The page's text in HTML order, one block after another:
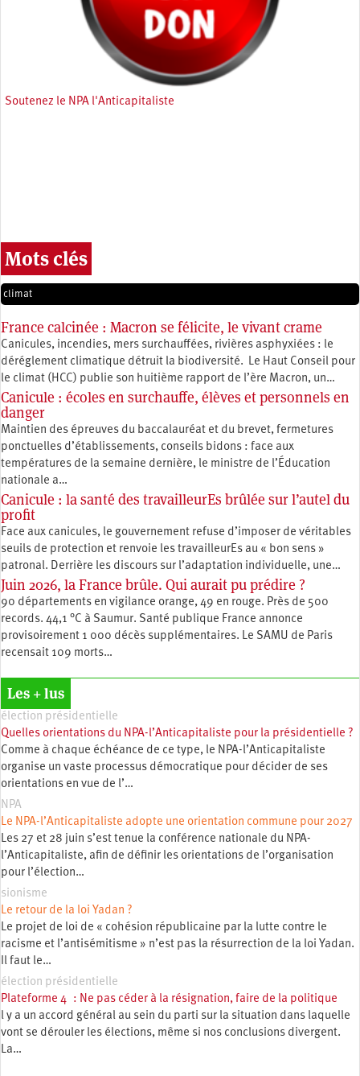
Soutenez le NPA l'Anticapitaliste
Mots clés
climat
France calcinée : Macron se félicite, le vivant crame
Canicules, incendies, mers surchauffées, rivières asphyxiées : le
déréglement climatique détruit la biodiversité. Le Haut Conseil pour
le climat (HCC) publie son huitième rapport de l’ère Macron, un…
Canicule : écoles en surchauffe, élèves et personnels en
danger
Maintien des épreuves du baccalauréat et du brevet, fermetures
ponctuelles d’établissements, conseils bidons : face aux
températures de la semaine dernière, le ministre de l’Éducation
nationale a…
Canicule : la santé des travailleurEs brûlée sur l’autel du
profit
Face aux canicules, le gouvernement refuse d’imposer de véritables
seuils de protection et renvoie les travailleurEs au « bon sens »
patronal. Derrière les discours sur l’adaptation individuelle, une…
Juin 2026, la France brûle. Qui aurait pu prédire ?
90 départements en vigilance orange, 49 en rouge. Près de 500
records. 44,1 °C à Saumur. Santé publique France annonce
provisoirement 1 000 décès supplémentaires. Le SAMU de Paris
recensait 109 morts…
Les + lus
élection présidentielle
Quelles orientations du NPA-l’Anticapitaliste pour la présidentielle ?
Comme à chaque échéance de ce type, le NPA-l’Anticapitaliste
organise un vaste processus démocratique pour décider de ses
orientations en vue de l’…
NPA
Le NPA-l’Anticapitaliste adopte une orientation commune pour 2027
Les 27 et 28 juin s’est tenue la conférence nationale du NPA-
l’Anticapitaliste, afin de définir les orientations de l’organisation
pour l’élection…
sionisme
Le retour de la loi Yadan ?
Le projet de loi de « cohésion républicaine par la lutte contre le
racisme et l’antisémitisme » n’est pas la résurrection de la loi Yadan.
Il faut le…
élection présidentielle
Plateforme 4 : Ne pas céder à la résignation, faire de la politique
l y a un accord général au sein du parti sur la situation dans laquelle
vont se dérouler les élections, même si nos conclusions divergent.
La…